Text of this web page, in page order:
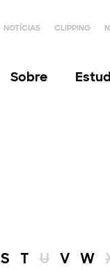
NOTÍCIAS CLIPPING
Sobre
S T U V W